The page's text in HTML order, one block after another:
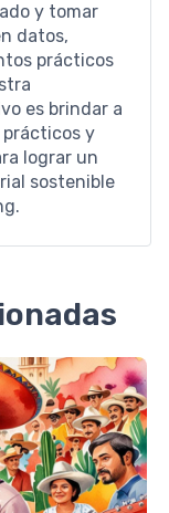
y tomar
datos,
prácticos
es brindar a
prácticos y
lograr un
sostenible